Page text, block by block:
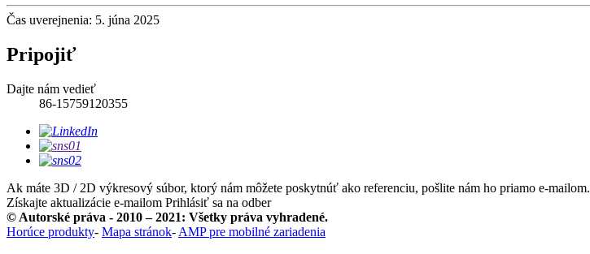
Čas uverejnenia: 5. júna 2025
Pripojiť
Dajte nám vedieť
86-15759120355
Ak máte 3D / 2D výkresový súbor, ktorý nám môžete poskytnúť ako referenciu, pošlite nám ho priamo e-mailom.
Získajte aktualizácie e-mailom Prihlásiť sa na odber
© Autorské práva - 2010 – 2021: Všetky práva vyhradené.
Horúce produkty- Mapa stránok- AMP pre mobilné zariadenia